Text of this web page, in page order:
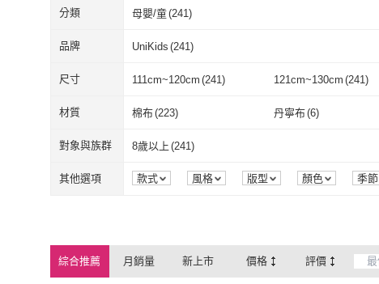
分類 母嬰/童(241)
品牌 UniKids (241)
UniKids(241)
尺寸 111cm~120cm (241) 121cm~130cm (241)
111cm~120cm 121cm~130cm
材質 棉布(223) 丹寧布(6)
棉布 (223)
對象與族群 8歲以上 (241)
8歲以上 241)
其他選項 款式 風格 版型 顏色 季節
綜合推薦 月銷量 新上市 價格 評價